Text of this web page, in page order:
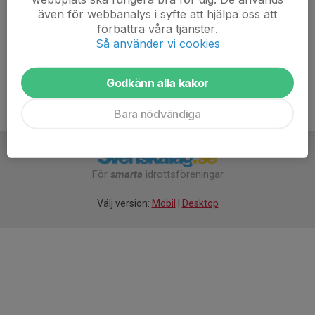
Välkomna!
Mera Lera MTB trappan.pdf
För smarta idrottsföreningar
Välj version: Mobil Desktop
även för webbanalys i syfte att hjälpa oss att
förbättra våra tjänster.
Så använder vi cookies
Godkänn alla kakor
Bara nödvändiga